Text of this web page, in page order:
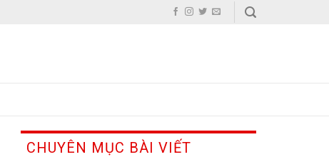
CHUYÊN MỤC BÀI VIẾT